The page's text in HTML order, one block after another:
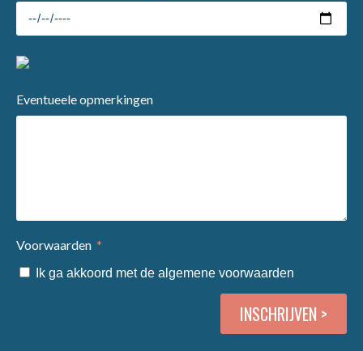
Eventueele opmerkingen
Voorwaarden
Ik ga akkoord met de algemene voorwaarden
INSCHRIJVEN >